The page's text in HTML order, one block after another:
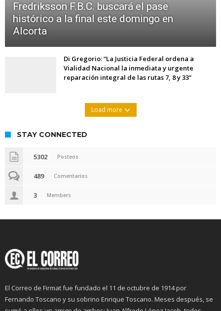
Fredriksson F.B.C. buscará el pase
histórico a la final este domingo en
Alcorta
Di Gregorio: “La Justicia Federal ordena a
Vialidad Nacional la inmediata y urgente
reparación integral de las rutas 7, 8 y 33”
Load more
STAY CONNECTED
5302 Posteos
489 Comentarios
3 Members
El Correo de Firmat fue fundado el 11 de octubre de 1914 por
Fernando Toscano y su sobrino Enrique Toscano. Meses después, se